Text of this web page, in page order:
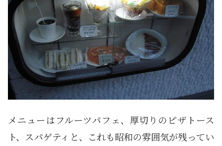
メニューはフルーツパフェ、厚切りのピザトース
ト、スパゲティと、これも昭和の雰囲気が残ってい